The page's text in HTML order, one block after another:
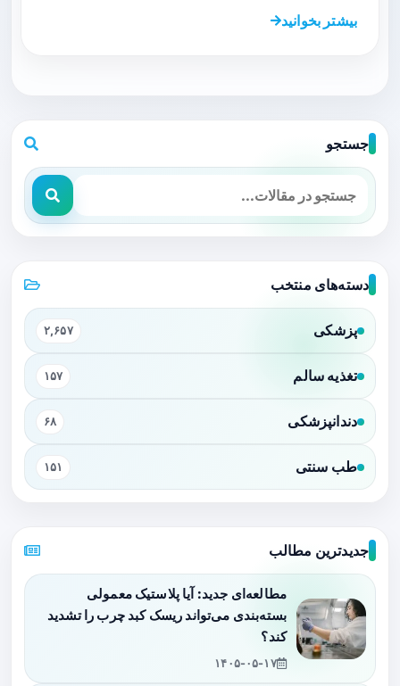
بیشتر بخوانید
جستجو
دسته‌های منتخب
پزشکی ۲,۶۵۷
تغذیه سالم ۱۵۷
دندانپزشکی ۶۸
طب سنتی ۱۵۱
جدیدترین مطالب
مطالعه‌ای جدید: آیا پلاستیک معمولی
بسته‌بندی می‌تواند ریسک کبد چرب را تشدید
کند؟
۱۴۰۵-۰۵-۱۷